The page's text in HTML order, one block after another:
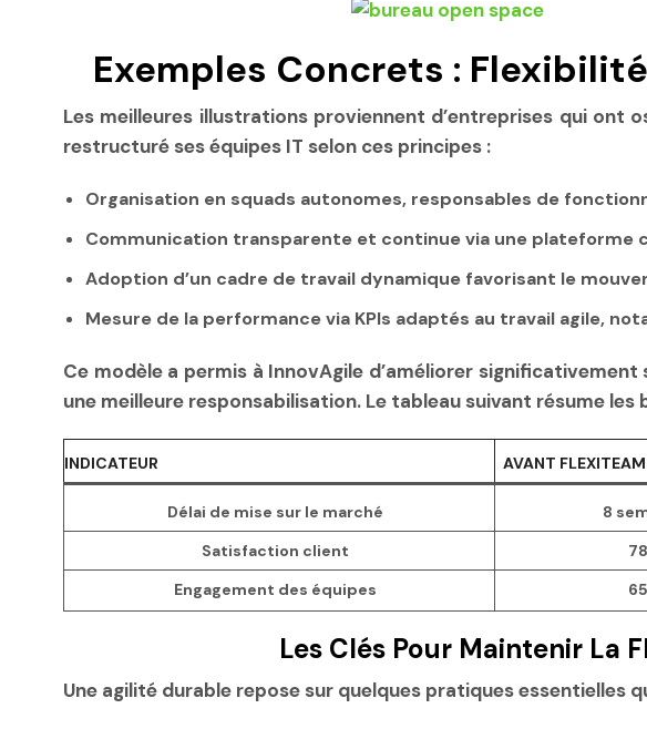
Exemples Concrets :
Les meilleures illustrations proviennent d’entreprises qui ont
restructuré ses équipes IT selon ces principes :
Organisation en squads autonomes, responsables de
Communication transparente et continuevia une plateforme
Adoption d’un cadre de travail dynamique favorisant le
Mesure de la performance via KPIs adaptés au travail agile,
Ce modèle a permis à InnovAgile d’améliorer
une meilleure responsabilisation. Le tableau suivant résume les
INDICATEUR AVANT FLEXITEAM
Délai de mise sur le marché 8
Satisfaction client
Engagement des équipes
Les Clés Pour Maintenir La
Une agilité durable repose sur quelques pratiques essentielles